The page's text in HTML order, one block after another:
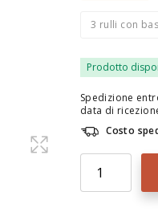
3 rulli con
Prodotto
Spedizione
data di
Costo